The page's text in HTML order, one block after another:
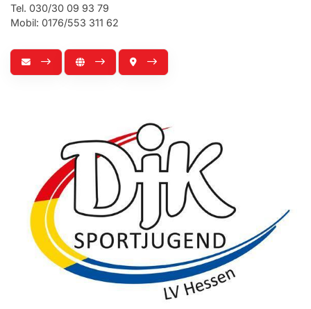
Tel. 030/30 09 93 79
Mobil: 0176/553 311 62